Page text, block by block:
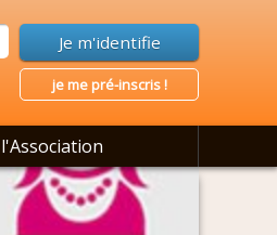
je me pré-inscris !
l'Association